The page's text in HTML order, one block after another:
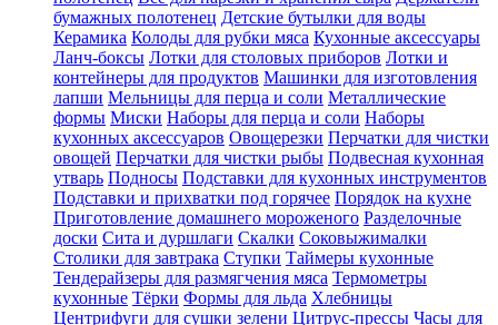
бумажных полотенец Детские бутылки для воды
Керамика Колоды для рубки мяса Кухонные аксессуары
Ланч-боксы Лотки для столовых приборов Лотки и
контейнеры для продуктов Машинки для изготовления
лапши Мельницы для перца и соли Металлические
формы Миски Наборы для перца и соли Наборы
кухонных аксессуаров Овощерезки Перчатки для чистки
овощей Перчатки для чистки рыбы Подвесная кухонная
утварь Подносы Подставки для кухонных инструментов
Подставки и прихватки под горячее Порядок на кухне
Приготовление домашнего мороженого Разделочные
доски Сита и дуршлаги Скалки Соковыжималки
Столики для завтрака Ступки Таймеры кухонные
Тендерайзеры для размягчения мяса Термометры
кухонные Тёрки Формы для льда Хлебницы
Центрифуги для сушки зелени Цитрус-прессы Часы для